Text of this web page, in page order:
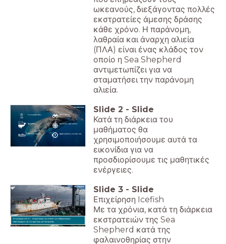
ωκεανούς, διεξάγοντας πολλές
εκστρατείες άμεσης δράσης
κάθε χρόνο. Η παράνομη,
λαθραία και άναρχη αλιεία
(ΠΛΑ) είναι ένας κλάδος τον
οποίο η Sea Shepherd
αντιμετωπίζει για να
σταματήσει την παράνομη
αλιεία.
Τι γνωρίζετε ήδη...
Θα μάθετε...
Απαιτείται δράση! Αξιολογήστε τις γνώσεις σας
Κάντε κλικ στην εικόνα
Δείτε το βίντεο
Slide 2 - Slide
Κατά τη διάρκεια του
μαθήματος θα
χρησιμοποιήσουμε αυτά τα
εικονίδια για να
προσδιορίσουμε τις μαθητικές
ενέργειες.
Επιχείρηση Icefish - Στοχοποίηση του στόλου των λαθροκυνηγών
οδοντόψαρων της Ανταρκτικής και Παταγονίας.
Slide 3 - Slide
Επιχείρηση Icefish
Με τα χρόνια, κατά τη διάρκεια
εκστρατειών της Sea
Shepherd κατά της
φαλαινοθηρίας στην